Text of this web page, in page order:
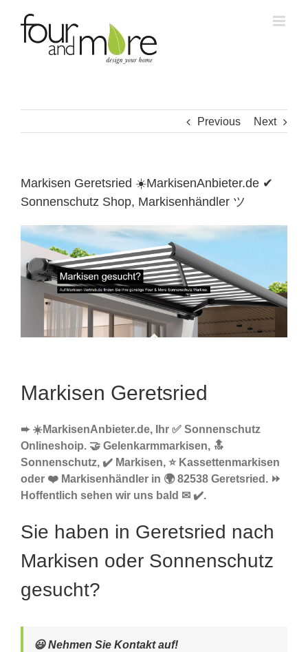
content
Previous Next
Markisen Geretsried ☀️MarkisenAnbieter.de ✔
Sonnenschutz Shop, Markisenhändler ツ
Markisen Geretsried
➨ ☀️MarkisenAnbieter.de, Ihr ✅ Sonnenschutz
Onlineshoip. 🤝 Gelenkarmmarkisen, 🔝
Sonnenschutz, ✔️ Markisen, ⭐ Kassettenmarkisen
oder ❤️ Markisenhändler in 🌍 82538 Geretsried. ⏩
Hoffentlich sehen wir uns bald ✉ ✔️.
Sie haben in Geretsried nach
Markisen oder Sonnenschutz
gesucht?
😃 Nehmen Sie Kontakt auf!